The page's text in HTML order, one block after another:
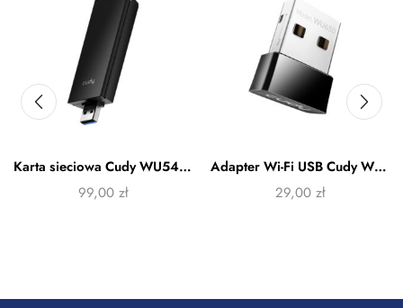
Karta sieciowa Cudy WU5400
99,00 zł
Adapter Wi-Fi USB Cudy WU650
29,00 zł